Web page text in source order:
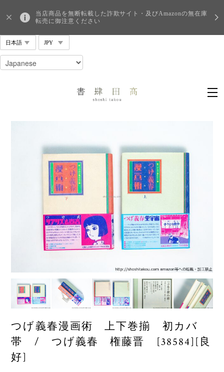
当店商品を無断転載した詐欺サイト・及びAmazonの無在庫
転売に御注意ください
つげ義春漫画術 上下巻揃 初カバ
帯 / つげ義春 権藤晋 [38584][良
好]